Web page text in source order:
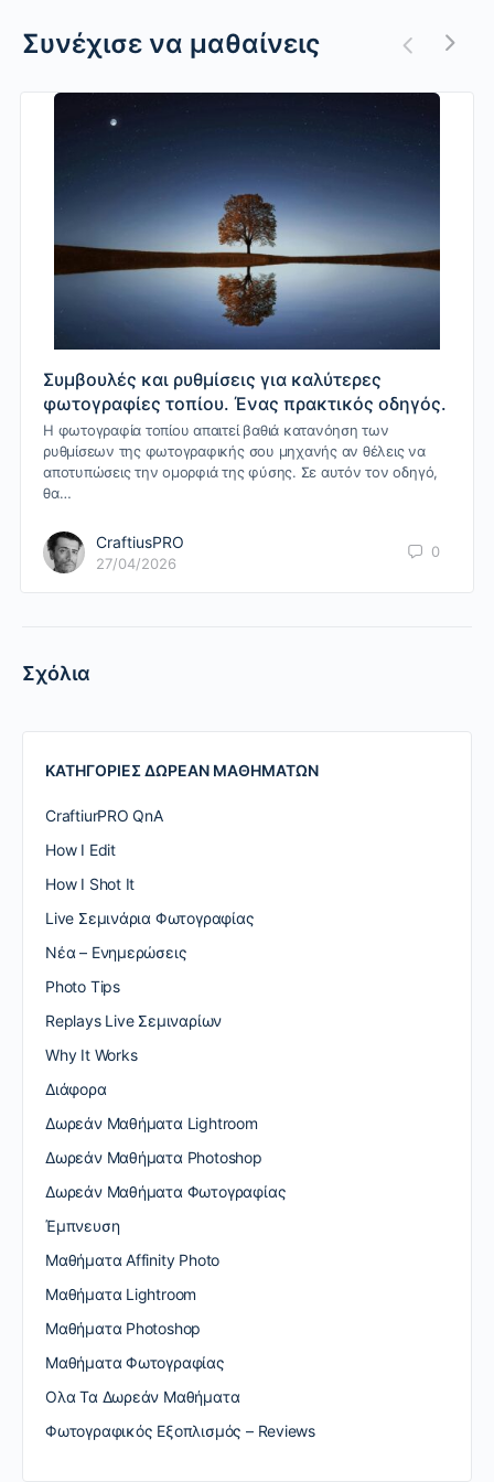
Συνέχισε να μαθαίνεις
Συμβουλές και ρυθμίσεις για καλύτερες
φωτογραφίες τοπίου. Ένας πρακτικός οδηγός.
Η φωτογραφία τοπίου απαιτεί βαθιά κατανόηση των
ρυθμίσεων της φωτογραφικής σου μηχανής αν θέλεις να
αποτυπώσεις την ομορφιά της φύσης. Σε αυτόν τον οδηγό,
θα…
CraftiusPRO
27/04/2026
0
Σχόλια
ΚΑΤΗΓΟΡΙΕΣ ΔΩΡΕΑΝ ΜΑΘΗΜΑΤΩΝ
CraftiurPRO QnA
How I Edit
How I Shot It
Live Σεμινάρια Φωτογραφίας
Nέα – Ενημερώσεις
Photo Tips
Replays Live Σεμιναρίων
Why It Works
Διάφορα
Δωρεάν Μαθήματα Lightroom
Δωρεάν Μαθήματα Photoshop
Δωρεάν Μαθήματα Φωτογραφίας
Έμπνευση
Μαθήματα Affinity Photo
Μαθήματα Lightroom
Μαθήματα Photoshop
Μαθήματα Φωτογραφίας
Ολα Τα Δωρεάν Μαθήματα
Φωτογραφικός Εξοπλισμός – Reviews